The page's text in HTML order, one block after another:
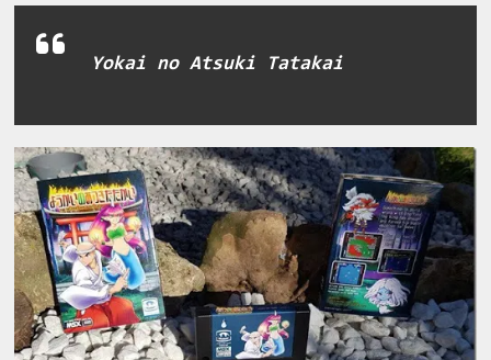
Yokai no Atsuki Tatakai